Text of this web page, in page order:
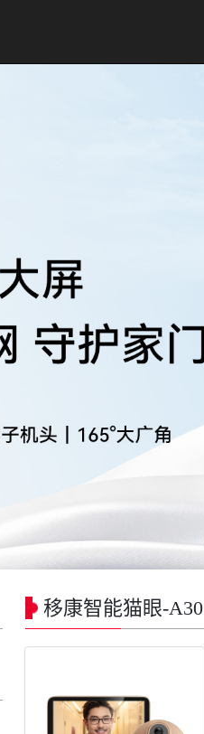
移康智能猫眼-A30